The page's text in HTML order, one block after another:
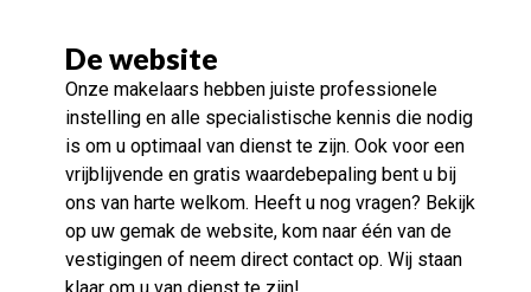
De website
Onze makelaars hebben juiste professionele
instelling en alle specialistische kennis die nodig
is om u optimaal van dienst te zijn. Ook voor een
vrijblijvende en gratis waardebepaling bent u bij
ons van harte welkom. Heeft u nog vragen? Bekijk
op uw gemak de website, kom naar één van de
vestigingen of neem direct contact op. Wij staan
klaar om u van dienst te zijn!